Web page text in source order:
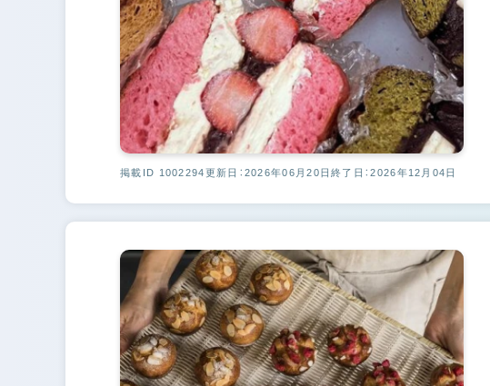
掲載ID 1002294更新日：2026年06月20日終了日：2026年12月04日